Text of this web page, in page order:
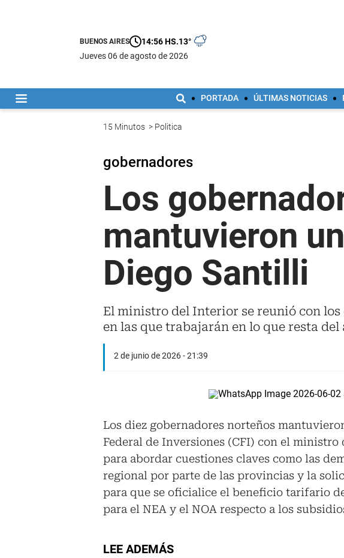
BUENOS AIRES 14:56 HS.13°
jueves 06 de agosto de 2026
PORTADA ÚLTIMAS NOTICIAS
15 Minutos > Politica
gobernadores
Los
mantuvieron
Diego Santilli
El ministro del Interior se reunió con
en las que trabajarán en lo que resta del
2 de junio de 2026 - 21:39
Los diez gobernadores norteños
Federal de Inversiones (CFI) con el
para abordar cuestiones claves como las
regional por parte de las provincias y la
para que se oficialice el beneficio tarifario
para el NEA y el NOA respecto a los
LEE ADEMÁS